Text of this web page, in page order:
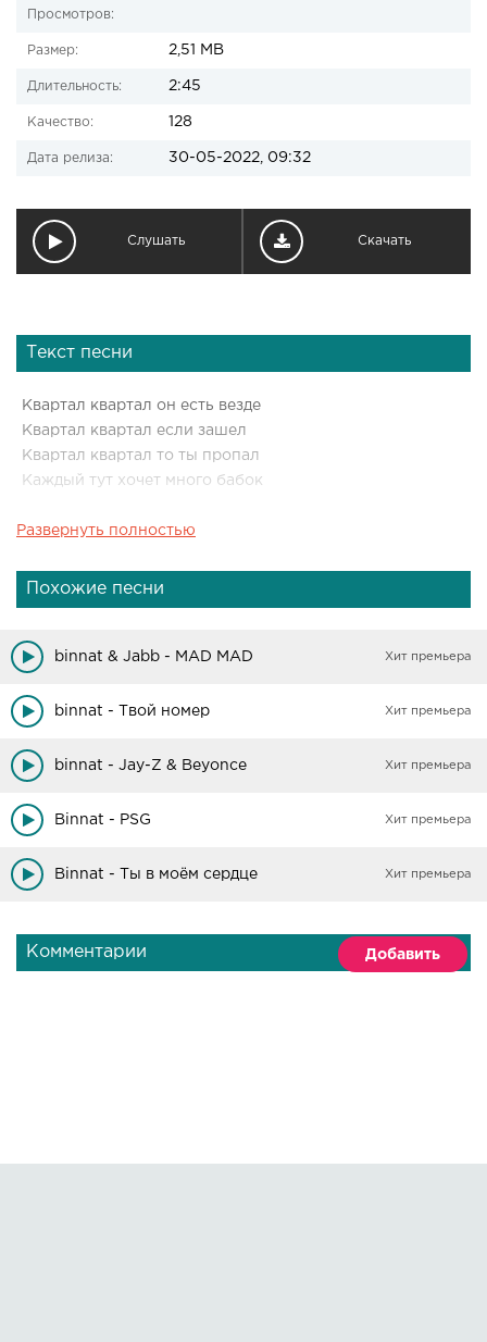
Просмотров:
Размер: 2,51 MB
Длительность: 2:45
Качество: 128
Дата релиза: 30-05-2022, 09:32
Слушать Скачать
Текст песни
Квартал квартал он есть везде
Квартал квартал если зашел
Квартал квартал то ты пропал
Каждый тут хочет много бабок
Нету проблем они настанут
Твои понты мягче чем вода
Твой Кент вряд ли поможет
Каждый мой брат как боатенг
Залетел на бит как марадона
Развернуть полностью
Похожие песни
binnat & Jabb - MAD MAD Хит премьера
binnat - Твой номер Хит премьера
binnat - Jay-Z & Beyonce Хит премьера
Binnat - PSG Хит премьера
Binnat - Ты в моём сердце Хит премьера
Комментарии Добавить